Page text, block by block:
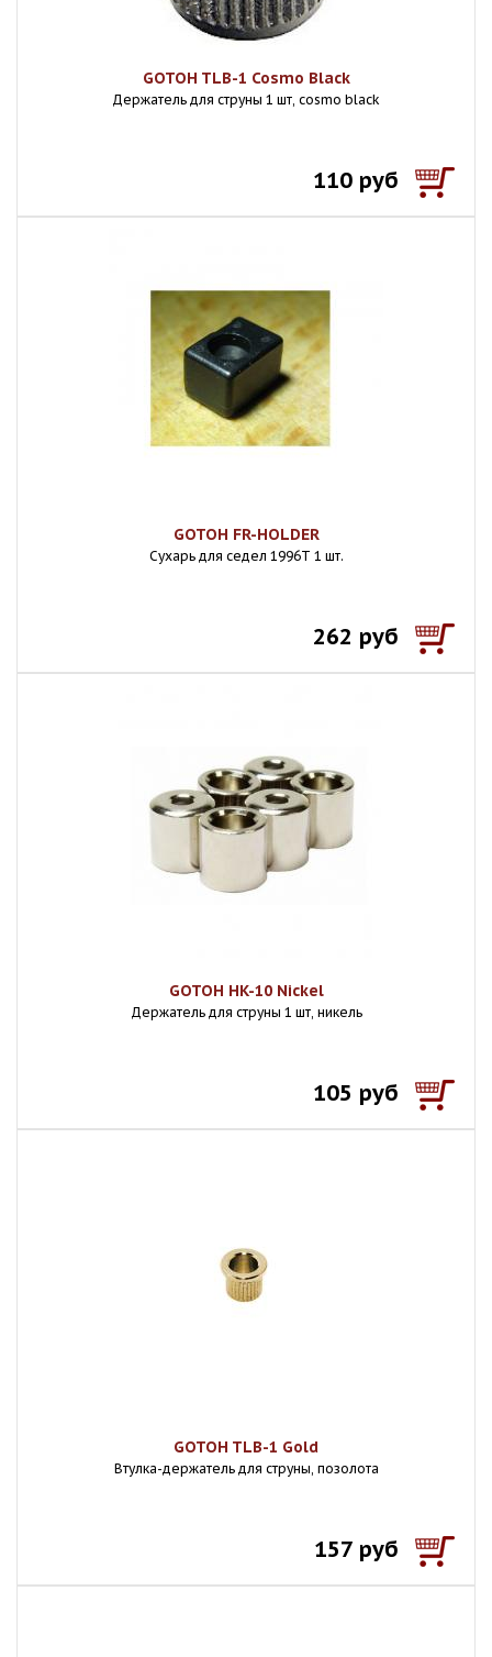
GOTOH TLB-1 Cosmo Black
Держатель для струны 1 шт, cosmo black
110 руб
GOTOH FR-HOLDER
Сухарь для седел 1996T 1 шт.
262 руб
GOTOH HK-10 Nickel
Держатель для струны 1 шт, никель
105 руб
GOTOH TLB-1 Gold
Втулка-держатель для струны, позолота
157 руб